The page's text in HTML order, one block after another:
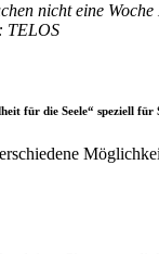
nicht eine Woche
TELOS
für die Seele“ speziell für